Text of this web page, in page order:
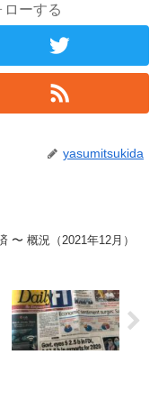
ーする
yasumitsukida
〜 概況（2021年12月）